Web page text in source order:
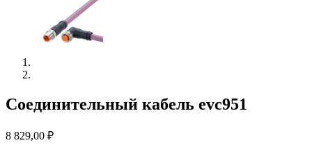
Соединительный кабель evc951
8 829,00 ₽